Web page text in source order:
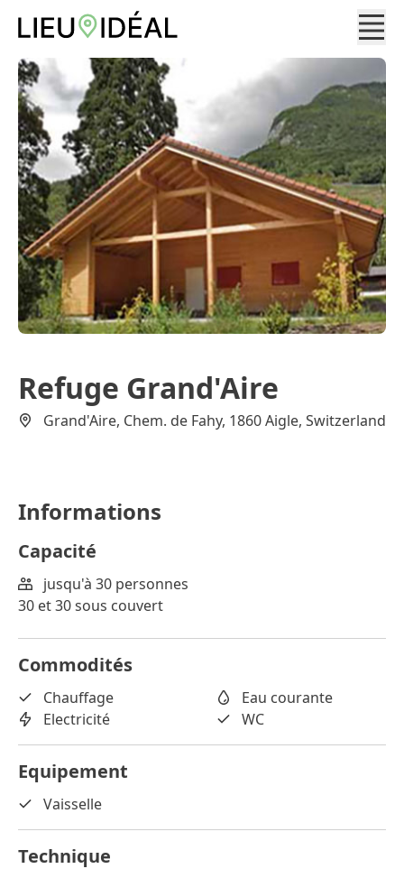
Refuge Grand'Aire
Grand'Aire, Chem. de Fahy, 1860 Aigle, Switzerland
Informations
Capacité
jusqu'à 30 personnes
30 et 30 sous couvert
Commodités
Chauffage
Eau courante
Electricité
WC
Equipement
Vaisselle
Technique